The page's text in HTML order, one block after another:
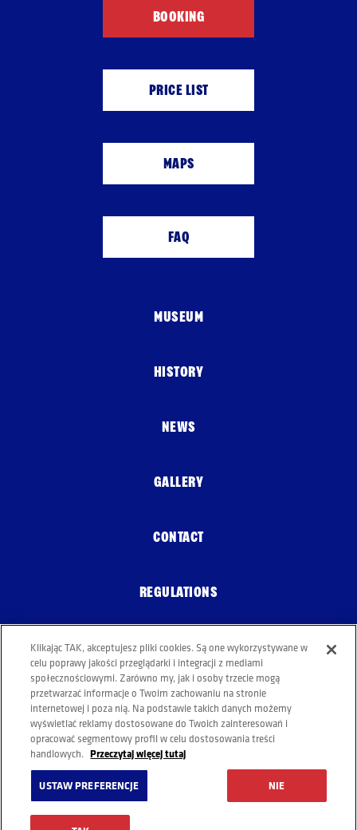
BOOKING
PRICE LIST
MAPS
FAQ
MUSEUM
HISTORY
NEWS
GALLERY
CONTACT
REGULATIONS
COOKIE POLICY
DRINK RESPONSIBLY
Klikając TAK, akceptujesz pliki cookies. Są one wykorzystywane w
celu poprawy jakości przeglądarki i integracji z mediami
społecznościowymi. Zarówno my, jak i osoby trzecie mogą
przetwarzać informacje o Twoim zachowaniu na stronie
internetowej i poza nią. Na podstawie takich danych możemy
wyświetlać reklamy dostosowane do Twoich zainteresowań i
opracować segmentowy profil w celu dostosowania treści
handlowych. Przeczytaj więcej tutaj
USTAW PREFERENCJE NIE